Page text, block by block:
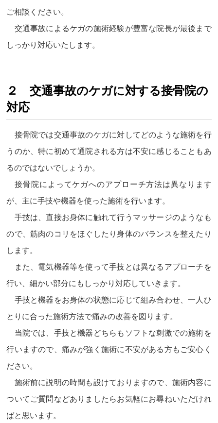
ご相談ください。
交通事故によるケガの施術経験が豊富な院長が最後まで
しっかり対応いたします。
２ 交通事故のケガに対する接骨院の
対応
接骨院では交通事故のケガに対してどのような施術を行
うのか、特に初めて通院される方は不安に感じることもあ
るのではないでしょうか。
接骨院によってケガへのアプローチ方法は異なります
が、主に手技や機器を使った施術を行います。
手技は、直接お身体に触れて行うマッサージのようなも
ので、筋肉のコリをほぐしたり身体のバランスを整えたり
します。
また、電気機器等を使って手技とは異なるアプローチを
行い、細かい部分にもしっかり対応していきます。
手技と機器をお身体の状態に応じて組み合わせ、一人ひ
とりに合った施術方法で痛みの改善を図ります。
当院では、手技と機器どちらもソフトな刺激での施術を
行いますので、痛みが強く施術に不安がある方もご安心く
ださい。
施術前に説明の時間も設けておりますので、施術内容に
ついてご質問などありましたらお気軽にお尋ねいただけれ
ばと思います。